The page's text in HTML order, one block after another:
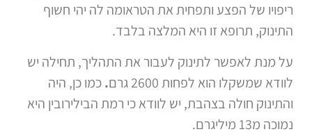
ריפויו של הפצע ותפחית את הטראומה לה יהי חשוף
התינוק, תרופא זו היא המלצה בלבד.
על מנת לאפשר לתינוק לעבור את התהליך, תחילה יש
לוודא שמשקלו הוא לפחות 2600 גרם
.כמו כן, היה
והתינוק חולה בצהבת, יש לוודא כי רמת הבילירובין היא
נמוכה מ13 מיליגרם.